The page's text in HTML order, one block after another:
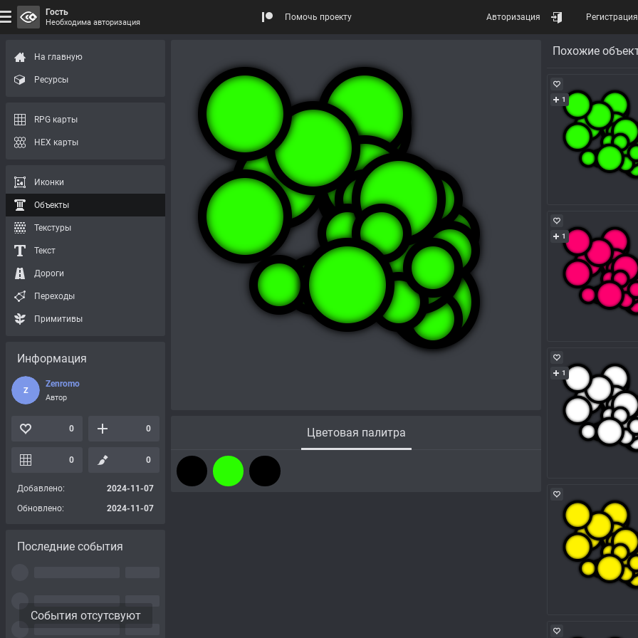
Цветовая палитра
Похожие
1
1
1
На главную
Ресурсы
RPG карты
HEX карты
Иконки
Объекты
Текстуры
Текст
Дороги
Переходы
Примитивы
Информация
Z
Zenromo
Автор
0 0
0 0
Добавлено:
2024-11-07
Обновлено:
2024-11-07
Последние события
События отсутсвуют
Гость
Необходима авторизация
Помочь проекту Авторизация Регистрация